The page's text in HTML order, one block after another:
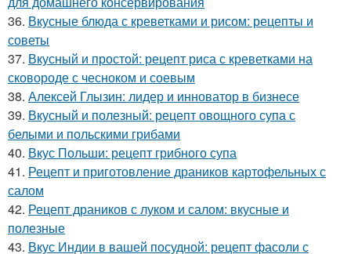
36. Вкусные блюда с креветками и рисом: рецепты и
советы
37. Вкусный и простой: рецепт риса с креветками на
сковороде с чесноком и соевым
38. Алексей Глызин: лидер и инноватор в бизнесе
39. Вкусный и полезный: рецепт овощного супа с
белыми и польскими грибами
40. Вкус Польши: рецепт грибного супа
41. Рецепт и приготовление драников картофельных с
салом
42. Рецепт драников с луком и салом: вкусные и
полезные
43. Вкус Индии в вашей посудной: рецепт фасоли с